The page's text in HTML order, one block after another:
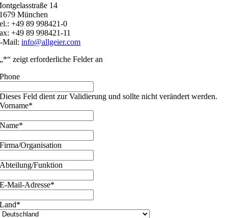
14
München
+49 89 998421-0
+49 89 998421-11
Mail:info@allgeier.com
„*“ zeigt erforderliche Felder an
Phone
Dieses Feld dient zur Validierung und sollte nicht verändert werden.
Vorname*
Name*
Firma/Organisation
Abteilung/Funktion
E-Mail-Adresse*
Land*